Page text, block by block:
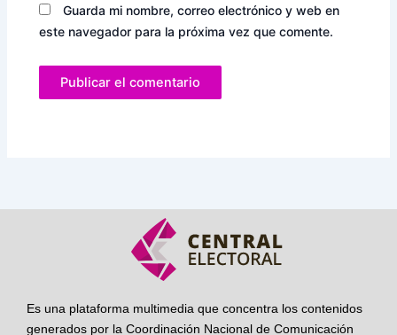
Guarda mi nombre, correo electrónico y web en
este navegador para la próxima vez que comente.
Es una plataforma multimedia que concentra los contenidos
generados por la Coordinación Nacional de Comunicación